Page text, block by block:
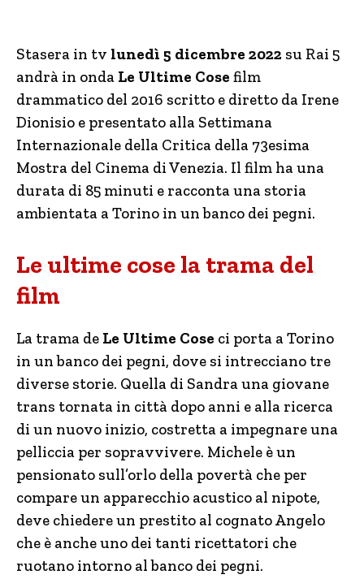
Stasera in tv lunedì 5 dicembre 2022 su Rai 5
andrà in onda Le Ultime Cose film
drammatico del 2016 scritto e diretto da Irene
Dionisio e presentato alla Settimana
Internazionale della Critica della 73esima
Mostra del Cinema di Venezia. Il film ha una
durata di 85 minuti e racconta una storia
ambientata a Torino in un banco dei pegni.
Le ultime cose la trama del
film
La trama de Le Ultime Cose ci porta a Torino
in un banco dei pegni, dove si intrecciano tre
diverse storie. Quella di Sandra una giovane
trans tornata in città dopo anni e alla ricerca
di un nuovo inizio, costretta a impegnare una
pelliccia per sopravvivere. Michele è un
pensionato sull’orlo della povertà che per
compare un apparecchio acustico al nipote,
deve chiedere un prestito al cognato Angelo
che è anche uno dei tanti ricettatori che
ruotano intorno al banco dei pegni.